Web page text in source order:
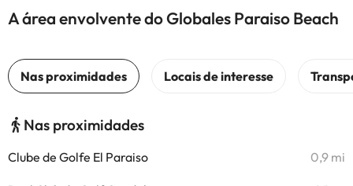
A área envolvente do Globales Paraiso Beach
Nas proximidades
Clube de Golfe El Paraiso 0,9 mi